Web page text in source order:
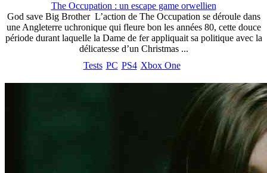
The Occupation : un escape game orwellien
God save Big Brother L’action de The Occupation se déroule dans
une Angleterre uchronique qui fleure bon les années 80, cette douce
période durant laquelle la Dame de fer appliquait sa politique avec la
délicatesse d’un Christmas ...
Tests PC PS4 Xbox One